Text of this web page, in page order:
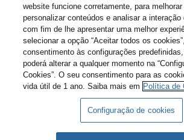
Livro Amarelo Eletrónico
website funcione corretamente, para
personalizar conteúdos e analisar a interação
com fim de lhe apresentar uma melhor
selecionar a opção “Aceitar todos os
consentimento às configurações
poderá alterar a qualquer momento na
Cookies”. O seu consentimento para as
vida útil de 1 ano. Saiba mais em Política de
Configuração de cookies